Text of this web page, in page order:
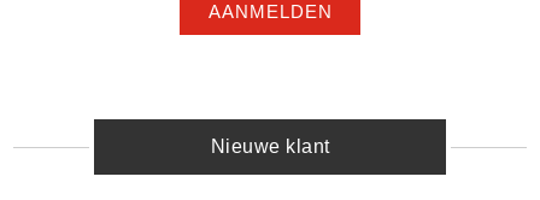
AANMELDEN
Nieuwe klant